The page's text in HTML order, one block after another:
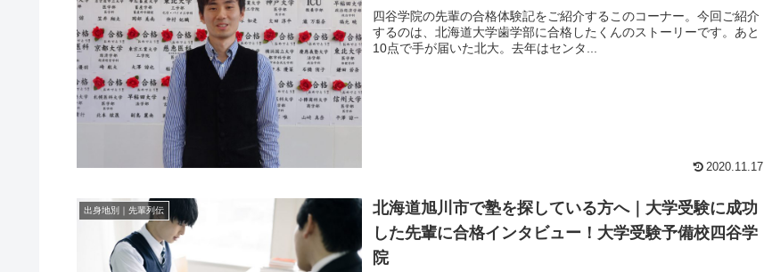
四谷学院の先輩の合格体験記をご紹介するこのコーナー。今回ご紹介
するのは、北海道大学歯学部に合格したくんのストーリーです。あと
10点で手が届いた北大。去年はセンタ...
2020.11.17
出身地別｜先輩列伝
北海道旭川市で塾を探している方へ｜大学受験に成功
した先輩に合格インタビュー！大学受験予備校四谷学
院